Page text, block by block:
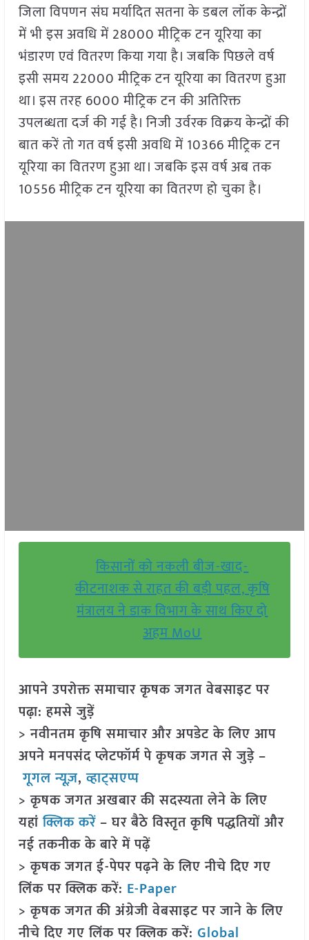
जिला विपणन संघ मर्यादित सतना के डबल लॉक केन्द्रों
में भी इस अवधि में 28000 मीट्रिक टन यूरिया का
भंडारण एवं वितरण किया गया है। जबकि पिछले वर्ष
इसी समय 22000 मीट्रिक टन यूरिया का वितरण हुआ
था। इस तरह 6000 मीट्रिक टन की अतिरिक्त
उपलब्धता दर्ज की गई है। निजी उर्वरक विक्रय केन्द्रों की
बात करें तो गत वर्ष इसी अवधि में 10366 मीट्रिक टन
यूरिया का वितरण हुआ था। जबकि इस वर्ष अब तक
10556 मीट्रिक टन यूरिया का वितरण हो चुका है।
किसानों को नकली बीज-खाद-
कीटनाशक से राहत की बड़ी पहल, कृषि
मंत्रालय ने डाक विभाग के साथ किए दो
अहम MoU
आपने उपरोक्त समाचार कृषक जगत वेबसाइट पर
पढ़ा: हमसे जुड़ें
> नवीनतम कृषि समाचार और अपडेट के लिए आप
अपने मनपसंद प्लेटफॉर्म पे कृषक जगत से जुड़े –
गूगल न्यूज़,व्हाट्सएप्प
> कृषक जगत अखबार की सदस्यता लेने के लिए
यहांक्लिक करें– घर बैठे विस्तृत कृषि पद्धतियों और
नई तकनीक के बारे में पढ़ें
> कृषक जगत ई-पेपर पढ़ने के लिए नीचे दिए गए
लिंक पर क्लिक करें: E-Paper
> कृषक जगत की अंग्रेजी वेबसाइट पर जाने के लिए
नीचे दिए गए लिंक पर क्लिक करें: Global